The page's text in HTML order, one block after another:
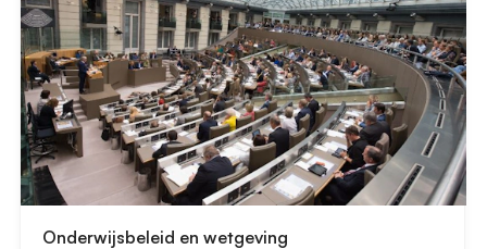
Onderwijsbeleid en wetgeving